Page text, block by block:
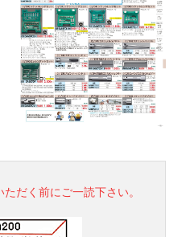
だく前にご一読下さい。